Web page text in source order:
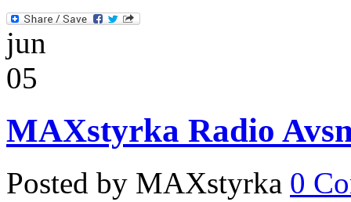
jun
05
MAXstyrka Radio
Posted by MAXstyrka 0